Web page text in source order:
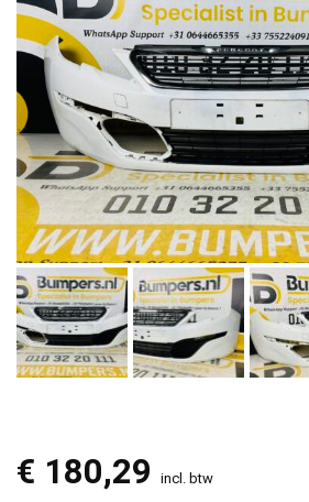
€ 180,29 incl. btw